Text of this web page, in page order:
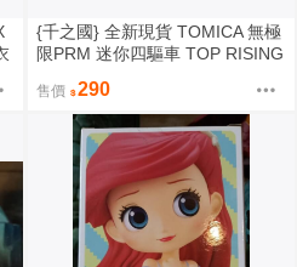
{千之國} 全新現貨 TOMICA 無極
限PRM 迷你四驅車 TOP RISING
售價 290